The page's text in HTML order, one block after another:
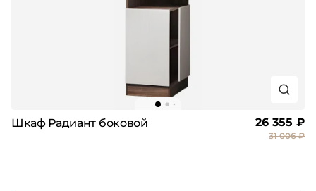
Шкаф Радиант боковой 26 355 ₽
31 006 ₽